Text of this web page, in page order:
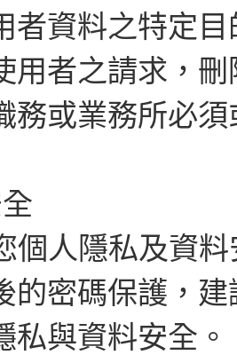
者資料之特定
用者之請求，
務或業務所必
個人隱私及資
的密碼保護，
私與資料安全。